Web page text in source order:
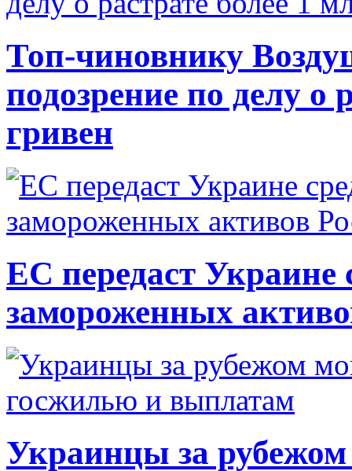
Топ-чиновнику
подозрение по делу о
гривен
ЕС передаст Украине
замороженных
Украинцы за рубежом